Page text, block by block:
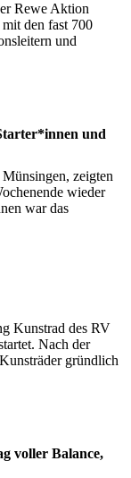
Rewe Aktion
den fast 700
und
und
zeigten
wieder
war das
Kunstrad des RV
Nach der
gründlich
voller Balance,